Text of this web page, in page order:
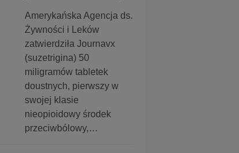
Amerykańska Agencja ds.
Żywności i Leków
zatwierdziła Journavx
(suzetrigina) 50
miligramów tabletek
doustnych, pierwszy w
swojej klasie
nieopioidowy środek
przeciwbólowy,…